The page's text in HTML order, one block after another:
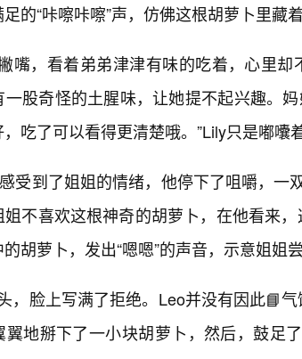
的“咔嚓咔嚓”声，仿佛这根胡萝卜里藏
嘴，看着弟弟津津有味的吃着，心里
股奇怪的土腥味，让她提不起兴趣。
吃了可以看得更清楚哦。”Lily只是嘟囔
受到了姐姐的情绪，他停下了咀嚼，一
不喜欢这根神奇的胡萝卜，在他看来，
胡萝卜，发出“嗯嗯”的声音，示意姐姐尝
，脸上写满了拒绝。Leo并没有因此📘
翼地掰下了一小块胡萝卜，然后，鼓足